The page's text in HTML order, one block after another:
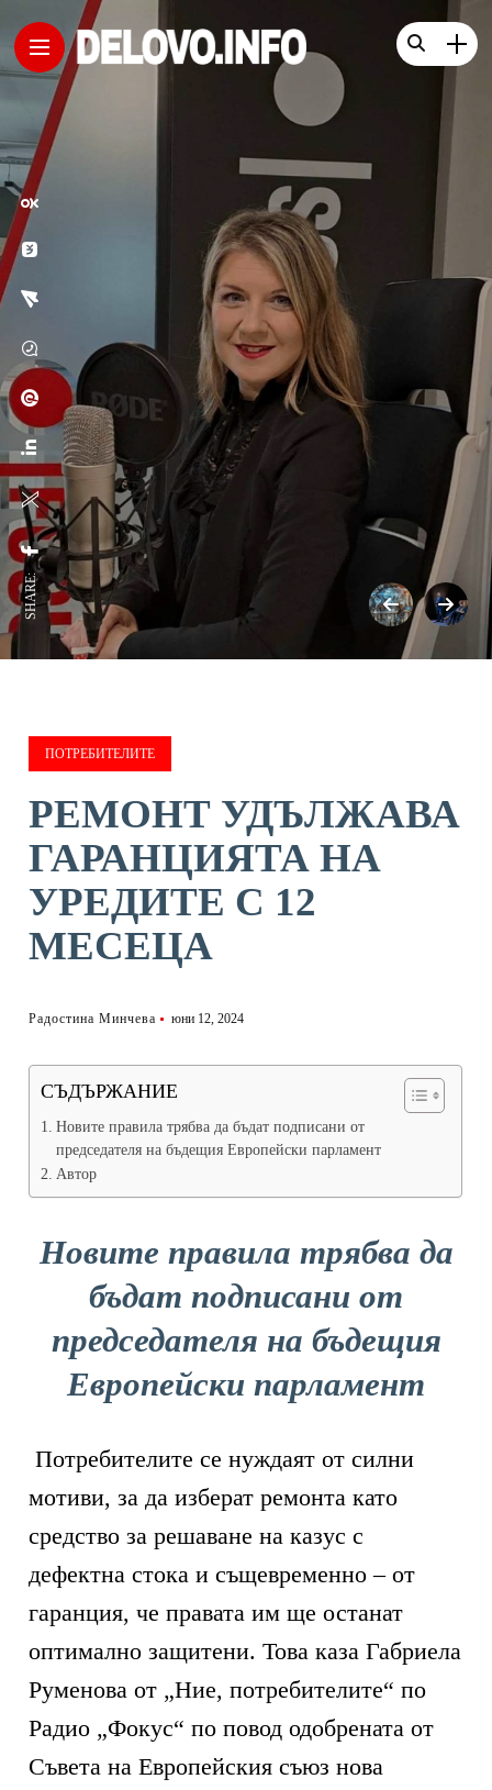
SHARE:
ПОТРЕБИТЕЛИТЕ
РЕМОНТ УДЪЛЖАВА
ГАРАНЦИЯТА НА
УРЕДИТЕ С 12
МЕСЕЦА
Радостина Минчева юни 12, 2024
СЪДЪРЖАНИЕ
Новите правила трябва да бъдат подписани от
председателя на бъдещия Европейски парламент
Автор
Новите правила трябва да
бъдат подписани от
председателя на бъдещия
Европейски парламент
Потребителите се нуждаят от силни
мотиви, за да изберат ремонта като
средство за решаване на казус с
дефектна стока и същевременно – от
гаранция, че правата им ще останат
оптимално защитени. Това каза Габриела
Руменова от „Ние, потребителите“ по
Радио „Фокус“ по повод одобрената от
Съвета на Европейския съюз нова